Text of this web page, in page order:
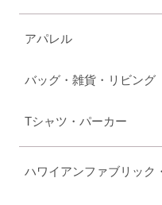
アパレル
バッグ・雑貨・リビング
Tシャツ・パーカー
ハワイアンファブリック